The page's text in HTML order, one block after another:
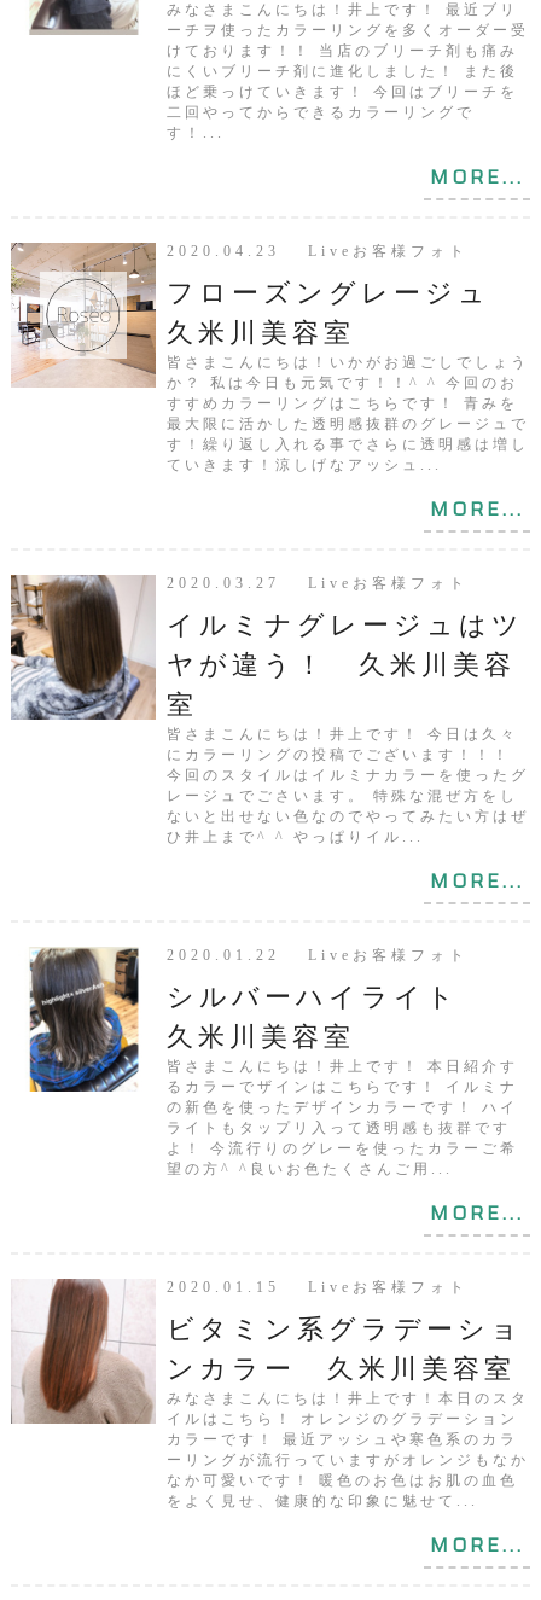
みなさまこんにちは！井上です！ 最近ブリ
ーチヲ使ったカラーリングを多くオーダー受
けております！！ 当店のブリーチ剤も痛み
にくいブリーチ剤に進化しました！ また後
ほど乗っけていきます！ 今回はブリーチを
二回やってからできるカラーリングで
す！...
MORE...
2020.04.23 Liveお客様フォト
フローズングレージュ
久米川美容室
皆さまこんにちは！いかがお過ごしでしょう
か？ 私は今日も元気です！！^ ^ 今回のお
すすめカラーリングはこちらです！ 青みを
最大限に活かした透明感抜群のグレージュで
す！繰り返し入れる事でさらに透明感は増し
ていきます！涼しげなアッシュ...
MORE...
2020.03.27 Liveお客様フォト
イルミナグレージュはツ
ヤが違う！ 久米川美容
室
皆さまこんにちは！井上です！ 今日は久々
にカラーリングの投稿でございます！！！
今回のスタイルはイルミナカラーを使ったグ
レージュでごさいます。 特殊な混ぜ方をし
ないと出せない色なのでやってみたい方はぜ
ひ井上まで^ ^ やっぱりイル...
MORE...
2020.01.22 Liveお客様フォト
シルバーハイライト
久米川美容室
皆さまこんにちは！井上です！ 本日紹介す
るカラーでザインはこちらです！ イルミナ
の新色を使ったデザインカラーです！ ハイ
ライトもタップリ入って透明感も抜群です
よ！ 今流行りのグレーを使ったカラーご希
望の方^ ^良いお色たくさんご用...
MORE...
2020.01.15 Liveお客様フォト
ビタミン系グラデーショ
ンカラー 久米川美容室
みなさまこんにちは！井上です！本日のスタ
イルはこちら！ オレンジのグラデーション
カラーです！ 最近アッシュや寒色系のカラ
ーリングが流行っていますがオレンジもなか
なか可愛いです！ 暖色のお色はお肌の血色
をよく見せ、健康的な印象に魅せて...
MORE...